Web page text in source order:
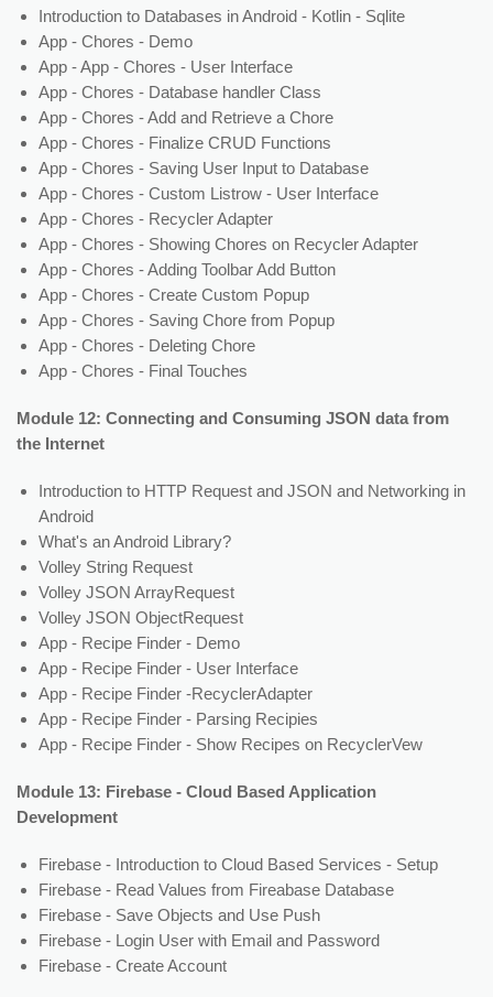
Introduction to Databases in Android - Kotlin - Sqlite
App - Chores - Demo
App - App - Chores - User Interface
App - Chores - Database handler Class
App - Chores - Add and Retrieve a Chore
App - Chores - Finalize CRUD Functions
App - Chores - Saving User Input to Database
App - Chores - Custom Listrow - User Interface
App - Chores - Recycler Adapter
App - Chores - Showing Chores on Recycler Adapter
App - Chores - Adding Toolbar Add Button
App - Chores - Create Custom Popup
App - Chores - Saving Chore from Popup
App - Chores - Deleting Chore
App - Chores - Final Touches
Module 12: Connecting and Consuming JSON data from
the Internet
Introduction to HTTP Request and JSON and Networking in
Android
What's an Android Library?
Volley String Request
Volley JSON ArrayRequest
Volley JSON ObjectRequest
App - Recipe Finder - Demo
App - Recipe Finder - User Interface
App - Recipe Finder -RecyclerAdapter
App - Recipe Finder - Parsing Recipies
App - Recipe Finder - Show Recipes on RecyclerVew
Module 13: Firebase - Cloud Based Application
Development
Firebase - Introduction to Cloud Based Services - Setup
Firebase - Read Values from Fireabase Database
Firebase - Save Objects and Use Push
Firebase - Login User with Email and Password
Firebase - Create Account